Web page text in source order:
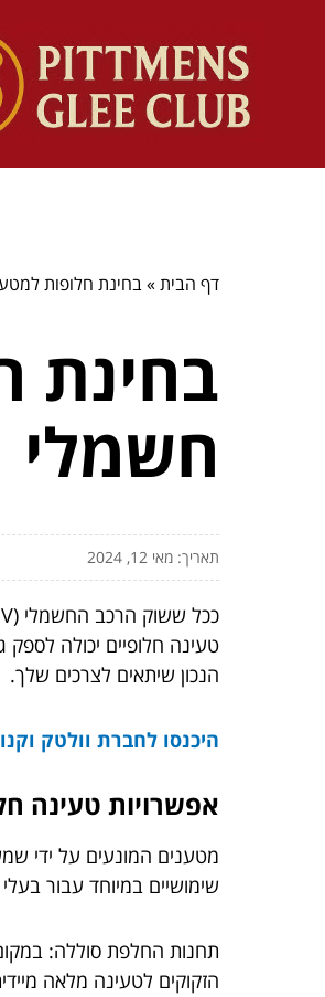
דף הבית»בחינת חלופות
בחינת
חשמלי
תאריך: מאי 12, 2024
הנכון שיתאים לצרכים שלך.
היכנסו לחברת וולטק וקנו
אפשרויות טעינה
מטענים המונעים על ידי
שימושיים במיוחד עבור
תחנות החלפת סוללה:
הזקוקים לטעינה מלאה